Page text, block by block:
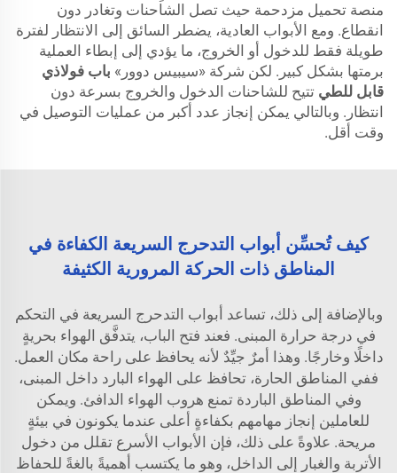
منصة تحميل مزدحمة حيث تصل الشاحنات وتغادر دون
انقطاع. ومع الأبواب العادية، يضطر السائق إلى الانتظار لفترة
طويلة فقط للدخول أو الخروج، ما يؤدي إلى إبطاء العملية
برمتها بشكل كبير. لكن شركة «سيبيس دوور» باب فولاذي
قابل للطي تتيح للشاحنات الدخول والخروج بسرعة دون
انتظار. وبالتالي يمكن إنجاز عدد أكبر من عمليات التوصيل في
وقت أقل.
كيف تُحسِّن أبواب التدحرج السريعة الكفاءة في
المناطق ذات الحركة المرورية الكثيفة
وبالإضافة إلى ذلك، تساعد أبواب التدحرج السريعة في التحكم
في درجة حرارة المبنى. فعند فتح الباب، يتدفَّق الهواء بحريةٍ
داخلًا وخارجًا. وهذا أمرٌ جيِّدٌ لأنه يحافظ على راحة مكان العمل.
ففي المناطق الحارة، تحافظ على الهواء البارد داخل المبنى،
وفي المناطق الباردة تمنع هروب الهواء الدافئ. ويمكن
للعاملين إنجاز مهامهم بكفاءةٍ أعلى عندما يكونون في بيئةٍ
مريحة. علاوةً على ذلك، فإن الأبواب الأسرع تقلل من دخول
الأتربة والغبار إلى الداخل، وهو ما يكتسب أهميةً بالغةً للحفاظ